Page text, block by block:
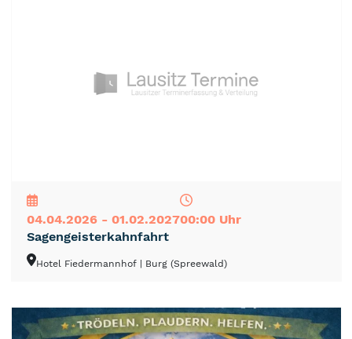
04.04.2026 - 01.02.202700:00 Uhr
Sagengeisterkahnfahrt
Hotel Fiedermannhof | Burg (Spreewald)